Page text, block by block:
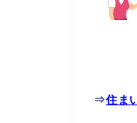
⇒住ま